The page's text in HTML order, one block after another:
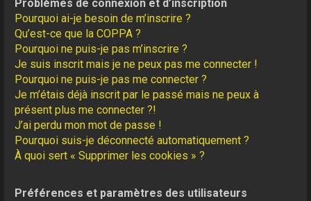
Problèmes de connexion et d’inscription
Pourquoi ai-je besoin de m’inscrire ?
Qu’est-ce que la COPPA ?
Pourquoi ne puis-je pas m’inscrire ?
Je suis inscrit mais je ne peux pas me connecter !
Pourquoi ne puis-je pas me connecter ?
Je m’étais déjà inscrit par le passé mais ne peux à
présent plus me connecter ?!
J’ai perdu mon mot de passe !
Pourquoi suis-je déconnecté automatiquement ?
À quoi sert « Supprimer les cookies » ?
Préférences et paramètres des utilisateurs